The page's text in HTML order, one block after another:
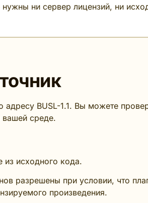
нужны ни сервер лицензий, ни
адресу BUSL-1.1. Вы можете
среде.
из исходного кода.
разрешены при условии, что
произведения.